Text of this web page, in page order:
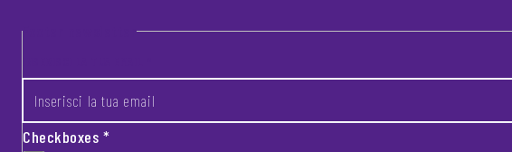
Footer newsletter
Checkboxes*